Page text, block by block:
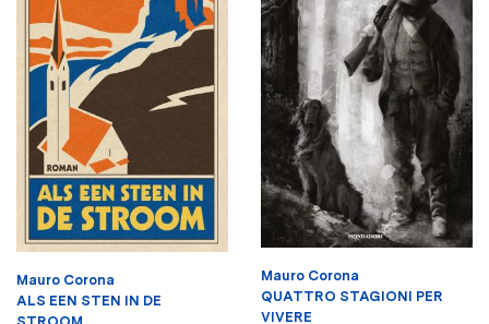
Mauro Corona
ALS EEN STEN IN DE
Mauro Corona
QUATTRO STAGIONI PER
VIVERE